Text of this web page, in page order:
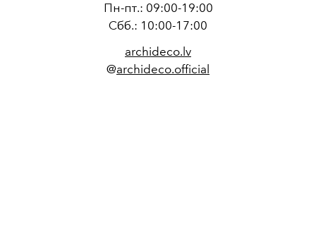
Пн-пт.: 09:00-19:00
Сбб.: 10:00-17:00
archideco.lv
@archideco.official